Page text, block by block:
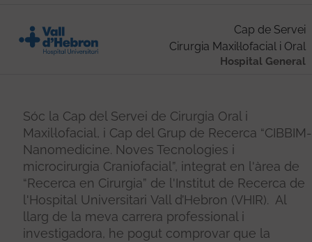
Cap de Servei
Cirurgia Maxil·lofacial i Oral
Hospital General
Sóc la Cap del Servei de Cirurgia Oral i
Maxil·lofacial, i Cap del Grup de Recerca “CIBBIM-
Nanomedicine. Noves Tecnologies i
microcirurgia Craniofacial”, integrat en l'àrea de
“Recerca en Cirurgia” de l'Institut de Recerca de
l'Hospital Universitari Vall d’Hebron (VHIR). Al
llarg de la meva carrera professional i
investigadora, he pogut comprovar que la